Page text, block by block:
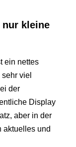
nur kleine
ein nettes
viel
der
Display
aber in der
aktuelles und